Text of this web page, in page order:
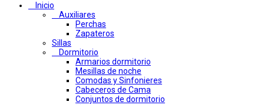
Inicio
Auxiliares
Perchas
Zapateros
Sillas
Dormitorio
Armarios dormitorio
Mesillas de noche
Comodas y Sinfonieres
Cabeceros de Cama
Conjuntos de dormitorio